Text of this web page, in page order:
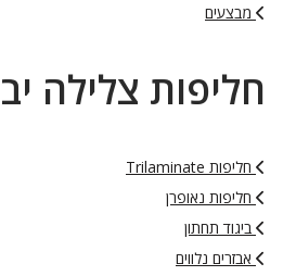
מבצעים
חליפות צלילה
חליפות Trilaminate
חליפות נאופרן
ביגוד תחתון
אבזרים נלווים